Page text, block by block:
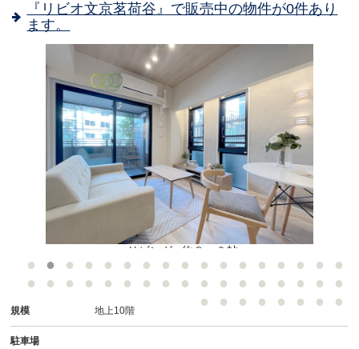
『リビオ文京茗荷谷』で販売中の物件が0件あり
ます。
●リビング● 約８．０帖
規模 地上10階
駐車場